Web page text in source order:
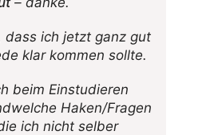
dass ich jetzt ganz gut
klar kommen sollte.
beim Einstu­dieren
Haken/Fragen
ich nicht selber